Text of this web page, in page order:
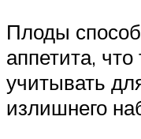
Плоды
аппетита,
учитывать
излишнего